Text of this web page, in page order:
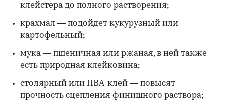
клейстера до полного растворения;
крахмал — подойдет кукурузный или
картофельный;
мука — пшеничная или ржаная, в ней также
есть природная клейковина;
столярный или ПВА-клей — повысят
прочность сцепления финишного раствора;